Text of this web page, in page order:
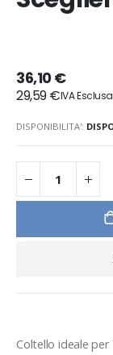
36,10 €
29,59 €
DISPONIBILITA':
Coltello ideale